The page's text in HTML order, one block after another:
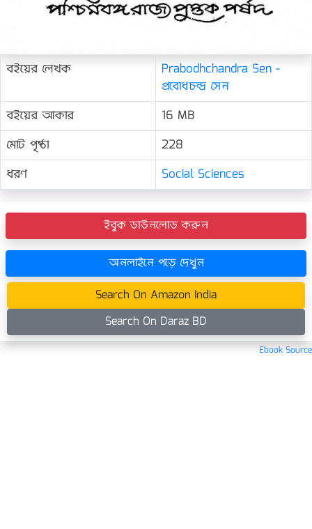
বইয়ের লেখক
Prabodhchandra Sen -
প্রবোধচন্দ্র সেন
বইয়ের আকার
16 MB
মোট পৃষ্ঠা
228
ধরণ
Social Sciences
ইবুক ডাউনলোড করুন
অনলাইনে পড়ে দেখুন
Search On Amazon India
Search On Daraz BD
Ebook Source